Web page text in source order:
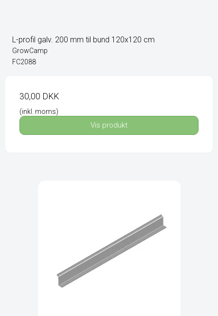
L-profil galv. 200 mm til bund 120x120 cm
GrowCamp
FC2088
30,00 DKK
(inkl. moms)
Vis produkt